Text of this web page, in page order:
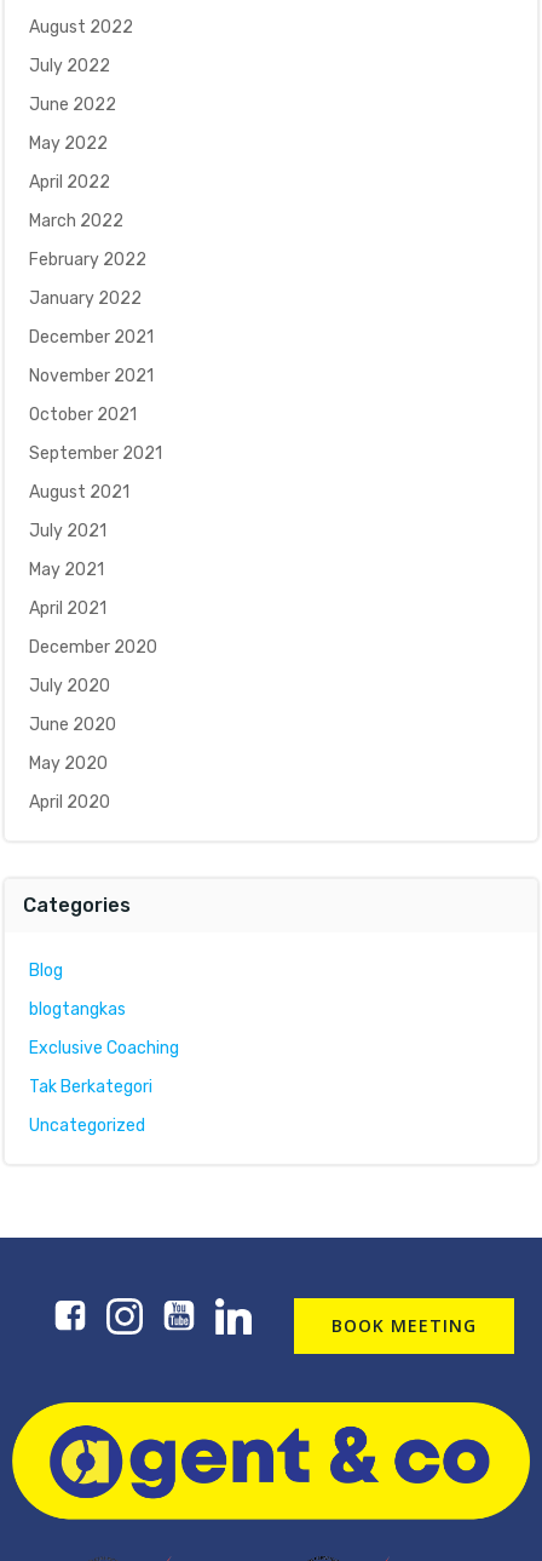
August 2022
July 2022
June 2022
May 2022
April 2022
March 2022
February 2022
January 2022
December 2021
November 2021
October 2021
September 2021
August 2021
July 2021
May 2021
April 2021
December 2020
July 2020
June 2020
May 2020
April 2020
Categories
Blog
blogtangkas
Exclusive Coaching
Tak Berkategori
Uncategorized
BOOK MEETING